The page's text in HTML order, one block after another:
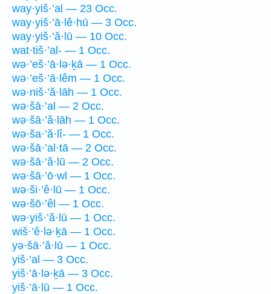
way·yiš·’al — 23 Occ.
way·yiš·’ā·lê·hū — 3 Occ.
way·yiš·’ă·lū — 10 Occ.
wat·tiš·’al- — 1 Occ.
wə·’eš·’ā·lə·ḵā — 1 Occ.
wə·’eš·’ā·lêm — 1 Occ.
wə·niš·’ă·lāh — 1 Occ.
wə·šā·’al — 2 Occ.
wə·šā·’ă·lāh — 1 Occ.
wə·ša·’ă·lî- — 1 Occ.
wə·šā·’al·tā — 2 Occ.
wə·šā·’ă·lū — 2 Occ.
wə·šā·’ō·wl — 1 Occ.
wə·ši·’ê·lū — 1 Occ.
wə·šō·’êl — 1 Occ.
wə·yiš·’ă·lū — 1 Occ.
wiš·’ê·lə·ḵā — 1 Occ.
yə·šā·’ă·lū — 1 Occ.
yiš·’al — 3 Occ.
yiš·’ā·lə·ḵā — 3 Occ.
yiš·’ā·lū — 1 Occ.